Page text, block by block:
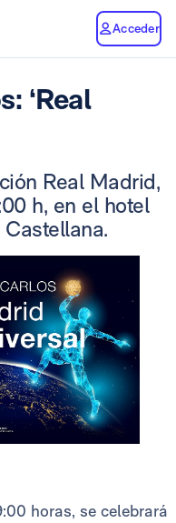
Acceder
‘Real
Real Madrid,
h, en el hotel
horas, se celebrará